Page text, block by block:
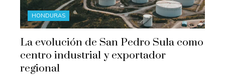
HONDURAS
La evolución de San Pedro Sula como
centro industrial y exportador
regional